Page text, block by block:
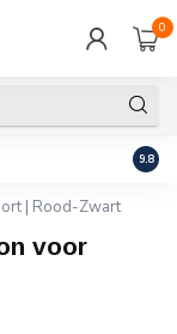
0
9.8
| Rood-Zwart
voor